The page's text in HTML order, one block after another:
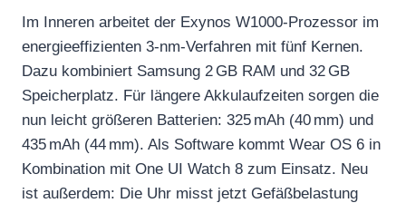
Im Inneren arbeitet der Exynos W1000-Prozessor im
energieeffizienten 3-nm-Verfahren mit fünf Kernen.
Dazu kombiniert Samsung 2 GB RAM und 32 GB
Speicherplatz. Für längere Akkulaufzeiten sorgen die
nun leicht größeren Batterien: 325 mAh (40 mm) und
435 mAh (44 mm). Als Software kommt Wear OS 6 in
Kombination mit One UI Watch 8 zum Einsatz. Neu
ist außerdem: Die Uhr misst jetzt Gefäßbelastung